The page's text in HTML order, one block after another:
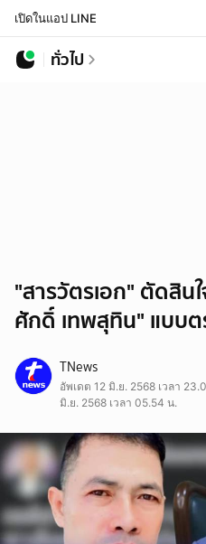
เปิดในแอป LINE
ทั่วไป
"สารวัตรเอก" ตัดสิน
ศักดิ์ เทพสุทิน" แบบ
TNews
อัพเดต 12 มิ.ย. 2568 เวลา
มิ.ย. 2568 เวลา 05.54 น.